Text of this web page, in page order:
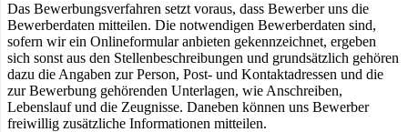
Das Bewerbungsverfahren setzt voraus, dass Bewerber uns die
Bewerberdaten mitteilen. Die notwendigen Bewerberdaten sind,
sofern wir ein Onlineformular anbieten gekennzeichnet, ergeben
sich sonst aus den Stellenbeschreibungen und grundsätzlich gehören
dazu die Angaben zur Person, Post- und Kontaktadressen und die
zur Bewerbung gehörenden Unterlagen, wie Anschreiben,
Lebenslauf und die Zeugnisse. Daneben können uns Bewerber
freiwillig zusätzliche Informationen mitteilen.